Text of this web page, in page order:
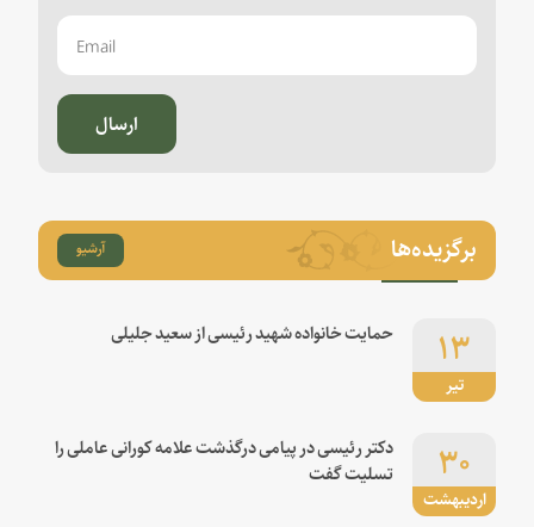
ارسال
برگزیده‌ها آرشیو
تیر
۱۳ حمایت خانواده شهید رئیسی از سعید جلیلی
اردیبهشت
۳۰
دکتر رئیسی در پیامی درگذشت علامه کورانی عاملی را
تسلیت گفت